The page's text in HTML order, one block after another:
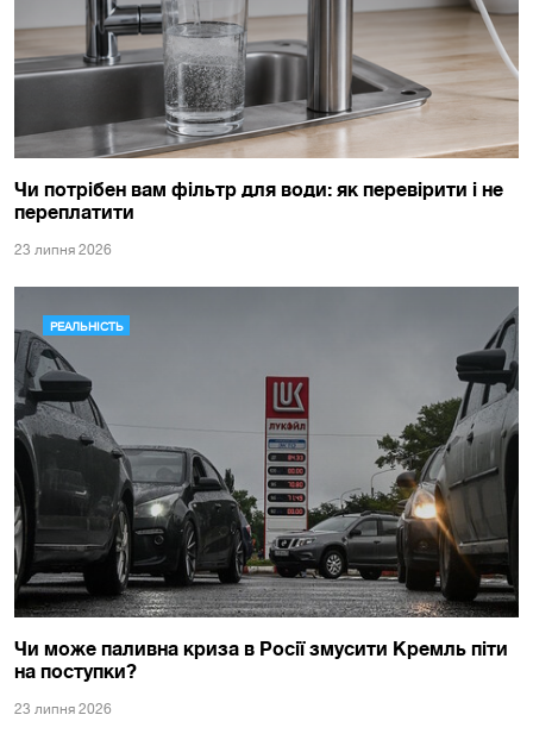
Чи потрібен вам фільтр для води: як перевірити і не
переплатити
23 липня 2026
РЕАЛЬНІСТЬ
Чи може паливна криза в Росії змусити Кремль піти
на поступки?
23 липня 2026